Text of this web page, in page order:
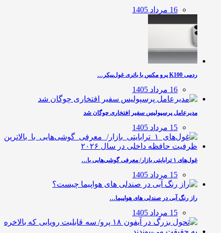
16 مرداد 1405
ردمی K100 پرو مکس با باتری غول‌پیکر…
16 مرداد 1405
مدیرعامل پرسپولیس سفیر افتخاری چوگان شد
15 مرداد 1405
غول‌های ۱ ترابایتی بازار/ معرفی گوشی‌هایی با…
15 مرداد 1405
راز رنگ آبی در صندلی های هواپیما…
15 مرداد 1405